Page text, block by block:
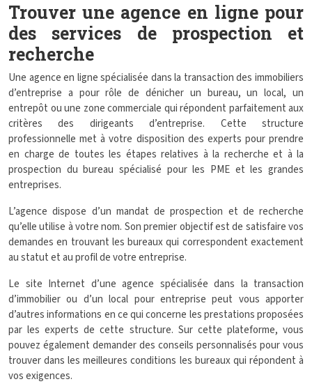
Trouver une agence en ligne pour
des services de prospection et
recherche
Une agence en ligne spécialisée dans la transaction des immobiliers
d’entreprise a pour rôle de dénicher un bureau, un local, un
entrepôt ou une zone commerciale qui répondent parfaitement aux
critères des dirigeants d’entreprise. Cette structure
professionnelle met à votre disposition des experts pour prendre
en charge de toutes les étapes relatives à la recherche et à la
prospection du bureau spécialisé pour les PME et les grandes
entreprises.
L’agence dispose d’un mandat de prospection et de recherche
qu’elle utilise à votre nom. Son premier objectif est de satisfaire vos
demandes en trouvant les bureaux qui correspondent exactement
au statut et au profil de votre entreprise.
Le site Internet d’une agence spécialisée dans la transaction
d’immobilier ou d’un local pour entreprise peut vous apporter
d’autres informations en ce qui concerne les prestations proposées
par les experts de cette structure. Sur cette plateforme, vous
pouvez également demander des conseils personnalisés pour vous
trouver dans les meilleures conditions les bureaux qui répondent à
vos exigences.